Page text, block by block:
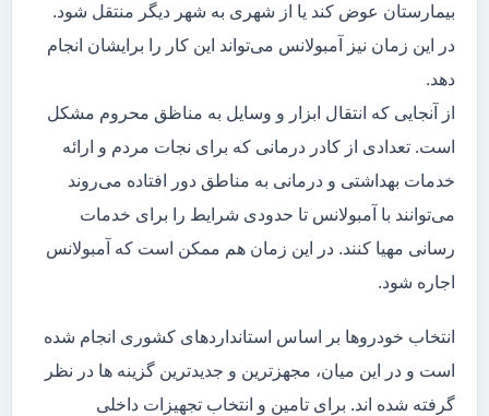
بیمارستان عوض کند یا از شهری به شهر دیگر منتقل شود.
در این زمان نیز آمبولانس می‌تواند این کار را برایشان انجام
دهد.
از آنجایی که انتقال ابزار و وسایل به مناظق محروم مشکل
است. تعدادی از کادر درمانی که برای نجات مردم و ارائه
خدمات بهداشتی و درمانی به مناطق دور افتاده می‌روند
می‌توانند با آمبولانس تا حدودی شرایط را برای خدمات
رسانی مهیا کنند. در این زمان هم ممکن است که آمبولانس
اجاره شود.
انتخاب خودروها بر اساس استانداردهای کشوری انجام شده
است و در این میان، مجهزترین و جدیدترین گزینه ها در نظر
گرفته شده اند. برای تامین و انتخاب تجهیزات داخلی